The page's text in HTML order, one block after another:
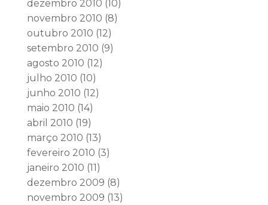
dezembro 2010 (10)
novembro 2010 (8)
outubro 2010 (12)
setembro 2010 (9)
agosto 2010 (12)
julho 2010 (10)
junho 2010 (12)
maio 2010 (14)
abril 2010 (19)
março 2010 (13)
fevereiro 2010 (3)
janeiro 2010 (11)
dezembro 2009 (8)
novembro 2009 (13)